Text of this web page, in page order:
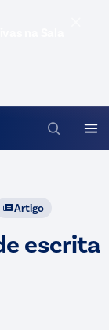
Artigo
escrita